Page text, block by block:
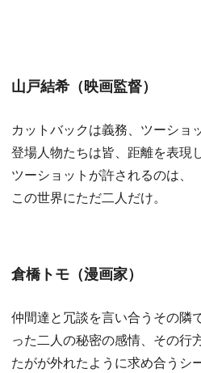
山戸結希（映画監督）
カットバックは義務、ツーショ
登場人物たちは皆、距離を表現
ツーショットが許されるのは、
この世界にただ二人だけ。
倉橋トモ（漫画家）
仲間達と冗談を言い合うその隣
った二人の秘密の感情、その行
たがが外れたように求め合うシ